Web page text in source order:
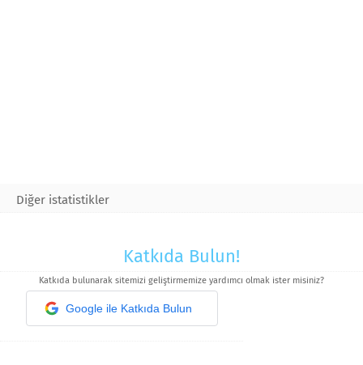
Diğer istatistikler
Katkıda Bulun!
Katkıda bulunarak sitemizi geliştirmemize yardımcı olmak ister misiniz?
Google ile Katkıda Bulun